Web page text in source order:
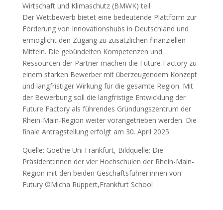
Wirtschaft und Klimaschutz (BMWK) teil.
Der Wettbewerb bietet eine bedeutende Plattform zur
Förderung von Innovationshubs in Deutschland und
ermöglicht den Zugang zu zusätzlichen finanziellen
Mitteln. Die gebündelten Kompetenzen und
Ressourcen der Partner machen die Future Factory zu
einem starken Bewerber mit überzeugendem Konzept
und langfristiger Wirkung für die gesamte Region. Mit
der Bewerbung soll die langfristige Entwicklung der
Future Factory als führendes Gründungszentrum der
Rhein-Main-Region weiter vorangetrieben werden. Die
finale Antragstellung erfolgt am 30. April 2025.
Quelle: Goethe Uni Frankfurt, Bildquelle: Die
Präsident:innen der vier Hochschulen der Rhein-Main-
Region mit den beiden Geschäftsführer:innen von
Futury ©Micha Ruppert,Frankfurt School